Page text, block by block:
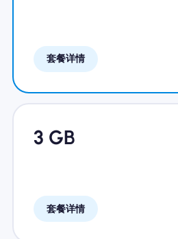
套餐详情
3 GB
套餐详情